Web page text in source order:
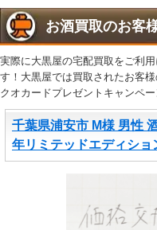
お酒買取のお客
実際に大黒屋の宅配買取をご利
す！大黒屋では買取されたお客
クオカードプレゼントキャンペ
千葉県浦安市 M様 男性
年リミテッドエディショ